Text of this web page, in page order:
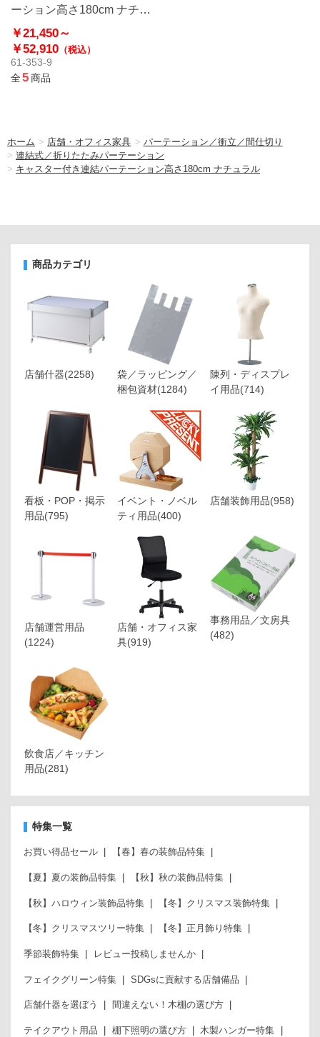
ーション高さ180cm ナチュ
ラル
￥21,450～
￥52,910 （税込）
61-353-9
全5商品
ホーム > 店舗・オフィス家具 > パーテーション／衝立／間仕切り
> 連結式／折りたたみパーテーション
> キャスター付き連結パーテーション高さ180cm ナチュラル
商品カテゴリ
店舗什器(2258)
袋／ラッピング／
梱包資材(1284)
陳列・ディスプレ
イ用品(714)
看板・POP・掲示
用品(795)
イベント・ノベル
ティ用品(400)
店舗装飾用品(958)
店舗運営用品
(1224)
店舗・オフィス家
具(919)
事務用品／文房具
(482)
飲食店／キッチン
用品(281)
特集一覧
お買い得品セール 【春】春の装飾品特集
【夏】夏の装飾品特集 【秋】秋の装飾品特集
【秋】ハロウィン装飾品特集 【冬】クリスマス装飾特集
【冬】クリスマスツリー特集 【冬】正月飾り特集
季節装飾特集 レビュー投稿しませんか
フェイクグリーン特集 SDGsに貢献する店舗備品
店舗什器を選ぼう 間違えない！木棚の選び方
テイクアウト用品 棚下照明の選び方 木製ハンガー特集